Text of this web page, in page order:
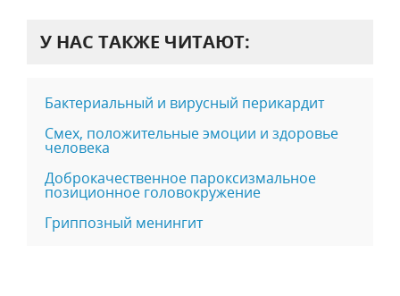
У НАС ТАКЖЕ ЧИТАЮТ:
Бактериальный и вирусный перикардит
Смех, положительные эмоции и здоровье
человека
Доброкачественное пароксизмальное
позиционное головокружение
Гриппозный менингит